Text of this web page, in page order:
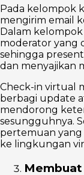
Pada kelompok
mengirim email
Dalam
moderator yang
sehingga
dan menyajikan
Check-in virtual
berbagi update
mendorong
sesungguhnya.
pertemuan yang
ke lingkungan